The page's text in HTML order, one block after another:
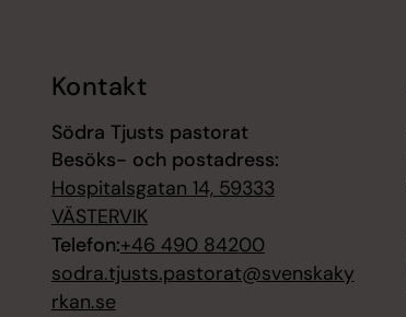
Kontakt
Södra Tjusts pastorat
Besöks- och postadress:
Hospitalsgatan 14, 59333
VÄSTERVIK
Telefon:+46 490 84200
sodra.tjusts.pastorat@svenskaky
rkan.se